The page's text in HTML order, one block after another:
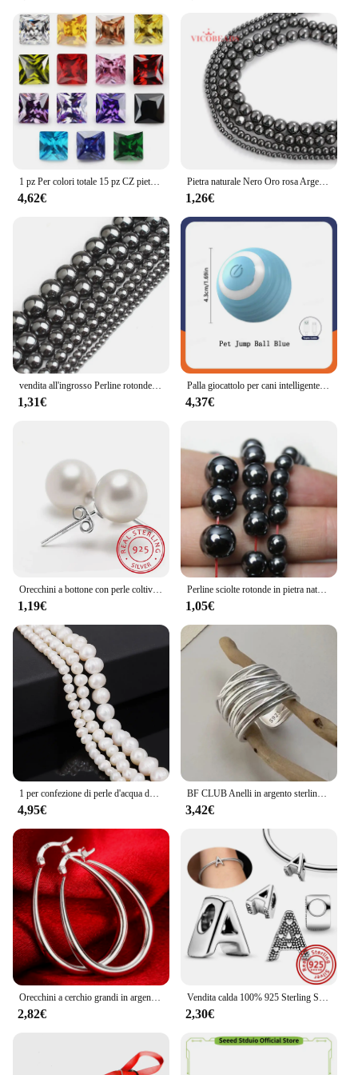
1 pz Per colori totale 15 pz CZ pietra 5A piazza principessa taglio sciolto Cubic Zirconia pietra preziosa sintetica Per gioielli
4,62€
Pietra naturale Nero Oro rosa Argento Colore Arcobaleno Perline di ematite 4 6 8 10 MM 15 "Per filo Scegli la dimensione per la creazione di gioielli
1,26€
vendita all'ingrosso Perline rotonde in pietra naturale ematite nera 2 3 4 6 8 10 12MM 16 "per filo Scegli la dimensione per la creazione di gioielli
1,31€
Palla giocattolo per cani intelligente Palla giocattolo interattivo elettronico per animali domestici Palla mobile USB che rimbalza in movimento automatico per prodotti per gatti regalo di compleanno per cuccioli
4,37€
Orecchini a bottone con perle coltivate d'acqua dolce in argento Sterling 925 6mm/8mm/10mm per le donne come i migliori regali Jewerly
1,19€
Perline sciolte rotonde in pietra naturale di ematite nera per la creazione di gioielli Bracciale fai da te 2 3 4 6 8 10 12MM 15 "per filo Scegli la dimensione
1,05€
4,95€
BF CLUB Anelli in argento sterling 925 per donna Moda geometrica fatta a mano Interware irregolari Linee Anello Regalo di Natale per feste
3,42€
2,82€ 2,30€